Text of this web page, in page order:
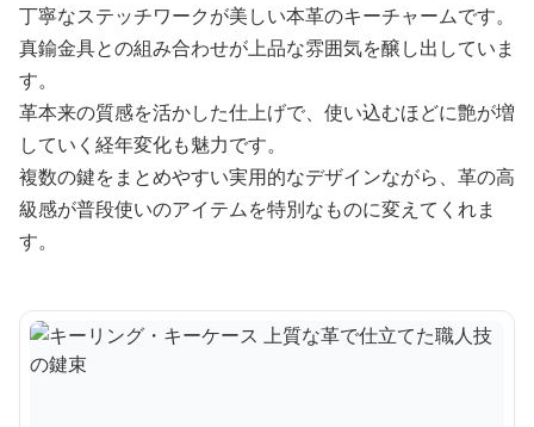
丁寧なステッチワークが美しい本革のキーチャームです。
真鍮金具との組み合わせが上品な雰囲気を醸し出していま
す。
革本来の質感を活かした仕上げで、使い込むほどに艶が増
していく経年変化も魅力です。
複数の鍵をまとめやすい実用的なデザインながら、革の高
級感が普段使いのアイテムを特別なものに変えてくれま
す。